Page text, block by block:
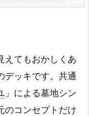
てもおかしくあ
デッキです。共通
」による墓地シン
のコンセプトだけ